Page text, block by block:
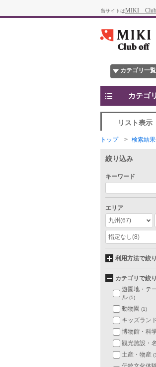
当サイトはMIKI
カテゴリ一覧
カテゴ
リスト表示
トップ 検索結
絞り込み
キーワード
エリア
九州 (67)
指定なし(8)
利用方法で絞
カテゴリで絞
遊園地・テ
ル (5)
動物園 (1)
キッズラン
博物館・科
観光施設・
土産・物産